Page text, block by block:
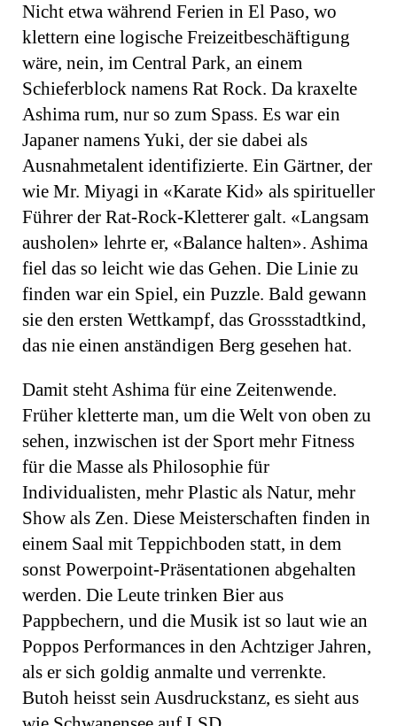
Nicht etwa während Ferien in El Paso, wo
klettern eine logische Freizeitbeschäftigung
wäre, nein, im Central Park, an einem
Schieferblock namens Rat Rock. Da kraxelte
Ashima rum, nur so zum Spass. Es war ein
Japaner namens Yuki, der sie dabei als
Ausnahmetalent identifizierte. Ein Gärtner, der
wie Mr. Miyagi in «Karate Kid» als spiritueller
Führer der Rat-Rock-Kletterer galt. «Langsam
ausholen» lehrte er, «Balance halten». Ashima
fiel das so leicht wie das Gehen. Die Linie zu
finden war ein Spiel, ein Puzzle. Bald gewann
sie den ersten Wettkampf, das Grossstadtkind,
das nie einen anständigen Berg gesehen hat.
Damit steht Ashima für eine Zeitenwende.
Früher kletterte man, um die Welt von oben zu
sehen, inzwischen ist der Sport mehr Fitness
für die Masse als Philosophie für
Individualisten, mehr Plastic als Natur, mehr
Show als Zen. Diese Meisterschaften finden in
einem Saal mit Teppichboden statt, in dem
sonst Powerpoint-Präsentationen abgehalten
werden. Die Leute trinken Bier aus
Pappbechern, und die Musik ist so laut wie an
Poppos Performances in den Achtziger Jahren,
als er sich goldig anmalte und verrenkte.
Butoh heisst sein Ausdruckstanz, es sieht aus